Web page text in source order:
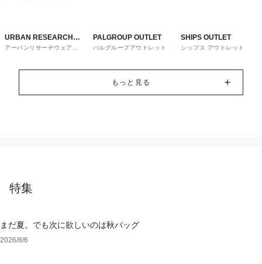
URBAN RESEARCH
ware house
アーバンリサーチウェアハ
PALGROUP OUTLET
パルグループアウトレット
SHIPS OUTLET
シップス アウトレット
もっと見る
特集
まだ夏。でも次に欲しいのは秋バッグ
2026/8/6